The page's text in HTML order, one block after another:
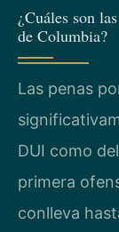
¿Cuáles son
de Columbia?
Las penas
DUI como
primera
conlleva